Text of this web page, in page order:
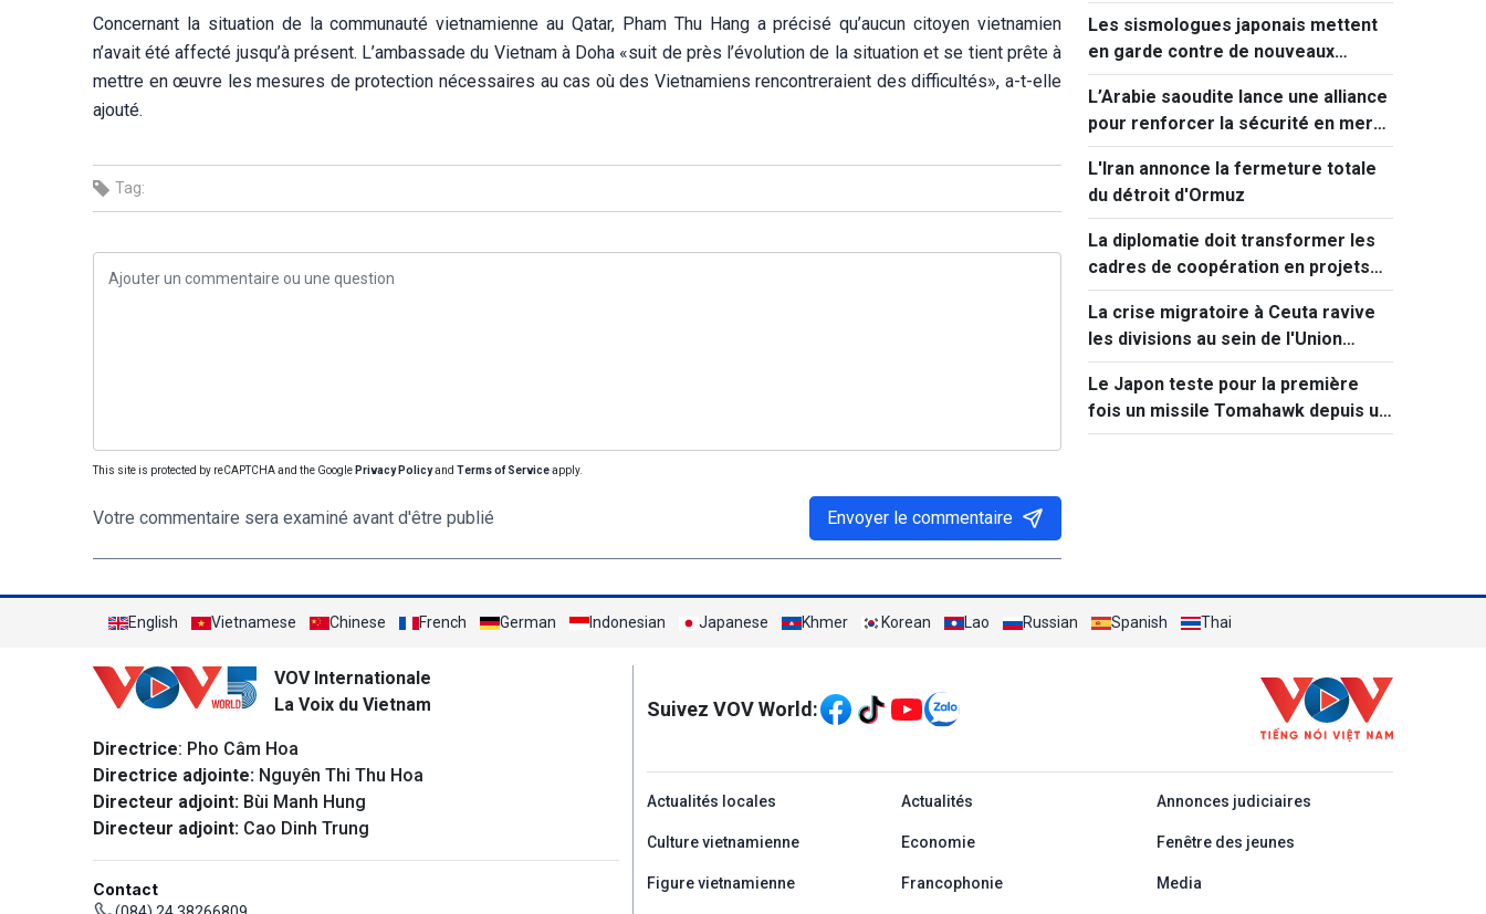
Concernant la situation de la communauté vietnamienne au Qatar, Pham Thu Hang a précisé qu’aucun citoyen vietnamien
n’avait été affecté jusqu’à présent. L’ambassade du Vietnam à Doha «suit de près l’évolution de la situation et se tient prête à
mettre en œuvre les mesures de protection nécessaires au cas où des Vietnamiens rencontreraient des difficultés», a-t-elle
ajouté.
Tag:
This site is protected by reCAPTCHA and the Google Privacy Policyand Terms of Serviceapply.
Votre commentaire sera examiné avant d'être publié Envoyer le commentaire
d'Europe centrale
Les sismologues japonais mettent
en garde contre de nouveaux
séismes majeurs après celui de
Kumamoto
L’Arabie saoudite lance une alliance
pour renforcer la sécurité en mer
Rouge
L'Iran annonce la fermeture totale
du détroit d'Ormuz
La diplomatie doit transformer les
cadres de coopération en projets
concrets
La crise migratoire à Ceuta ravive
les divisions au sein de l'Union
européenne
Le Japon teste pour la première
fois un missile Tomahawk depuis un
destroyer
English Vietnamese Chinese French German Indonesian Japanese Khmer Korean Lao Russian Spanish Thai
VOV Internationale
La Voix du Vietnam
Directrice: Pho Câm Hoa
Directrice adjointe: Nguyên Thi Thu Hoa
Directeur adjoint: Bùi Manh Hung
Directeur adjoint: Cao Dinh Trung
Contact
Mạng xã hội
Suivez VOV World:
menu footer tiếng Pháp
Actualités locales Actualités Annonces judiciaires
Culture vietnamienne Economie Fenêtre des jeunes
Figure vietnamienne Francophonie Media